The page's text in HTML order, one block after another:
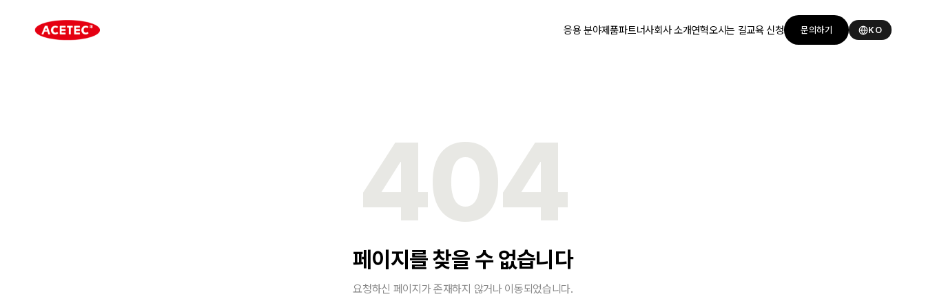
응용 분야제품파트너사회사 소개연혁오시는 길교육 신청 문의하기 KO
404
페이지를 찾을 수 없습니다
요청하신 페이지가 존재하지 않거나 이동되었습니다.